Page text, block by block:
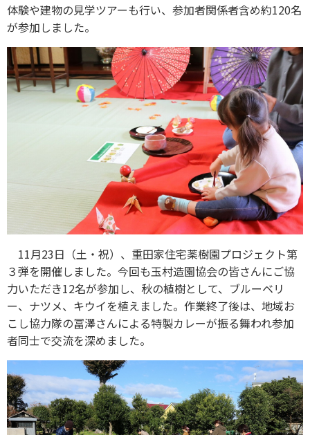
体験や建物の見学ツアーも行い、参加者関係者含め約120名
が参加しました。
11月23日（土・祝）、重田家住宅薬樹園プロジェクト第
３弾を開催しました。今回も玉村造園協会の皆さんにご協
力いただき12名が参加し、秋の植樹として、ブルーベリ
ー、ナツメ、キウイを植えました。作業終了後は、地域お
こし協力隊の冨澤さんによる特製カレーが振る舞われ参加
者同士で交流を深めました。